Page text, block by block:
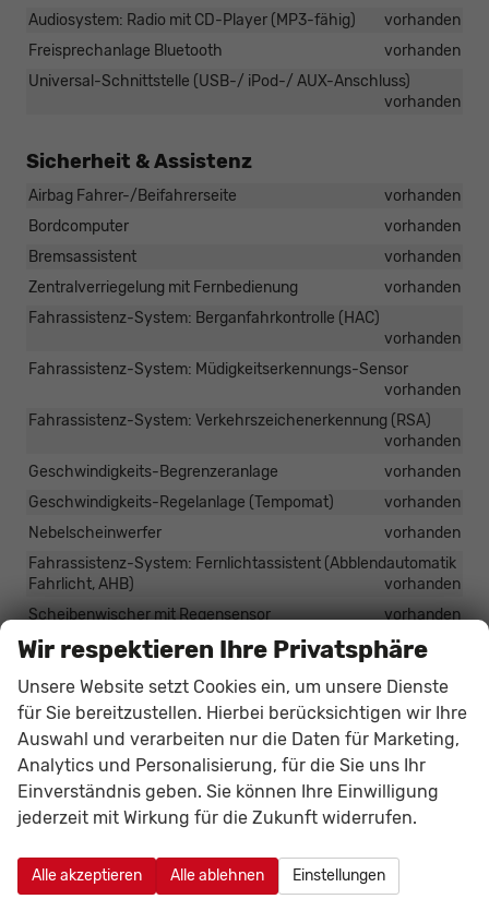
Audiosystem: Radio mit CD-Player (MP3-fähig)
vorhanden
Freisprechanlage Bluetooth
vorhanden
Universal-Schnittstelle (USB-/ iPod-/ AUX-Anschluss)
vorhanden
Sicherheit & Assistenz
Airbag Fahrer-/Beifahrerseite
vorhanden
Bordcomputer
vorhanden
Bremsassistent
vorhanden
Zentralverriegelung mit Fernbedienung
vorhanden
Fahrassistenz-System: Berganfahrkontrolle (HAC)
vorhanden
Fahrassistenz-System: Müdigkeitserkennungs-Sensor
vorhanden
Fahrassistenz-System: Verkehrszeichenerkennung (RSA)
vorhanden
Geschwindigkeits-Begrenzeranlage
vorhanden
Geschwindigkeits-Regelanlage (Tempomat)
vorhanden
Nebelscheinwerfer
vorhanden
Fahrassistenz-System: Fernlichtassistent (Abblendautomatik
Fahrlicht, AHB)
vorhanden
Scheibenwischer mit Regensensor
vorhanden
Stop&Go-System (TSGS)
vorhanden
Stop-Start-Anlage (Anlasser)
vorhanden
Stop-Start-Anlage (Generator)
vorhanden
Tagfahrlicht
vorhanden
Wegfahrsperre
vorhanden
Außen
3. Bremsleuchte
vorhanden
Chromeinfassung für Nebelscheinwerfer
vorhanden
Wir respektieren Ihre Privatsphäre
Unsere Website setzt Cookies ein, um unsere Dienste
für Sie bereitzustellen. Hierbei berücksichtigen wir Ihre
Auswahl und verarbeiten nur die Daten für Marketing,
Analytics und Personalisierung, für die Sie uns Ihr
Einverständnis geben. Sie können Ihre Einwilligung
jederzeit mit Wirkung für die Zukunft widerrufen.
Alle akzeptieren Alle ablehnen Einstellungen